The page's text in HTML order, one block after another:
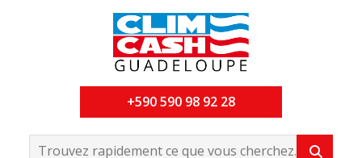
+590 590 98 92 28